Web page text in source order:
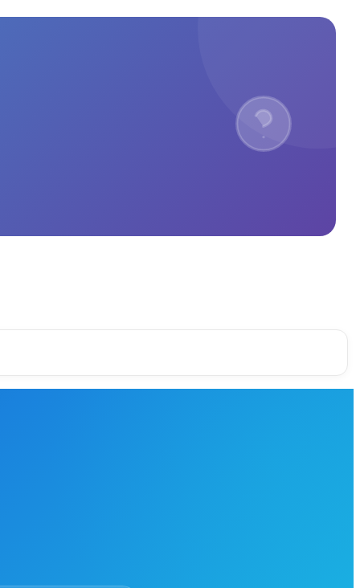
como cliente
para reparar iPhone en Madrid,
profesionales expertos en
reparación de Apple.El mejor
servicio de reparación de iPhone
cerca de mí, volveré siempre.